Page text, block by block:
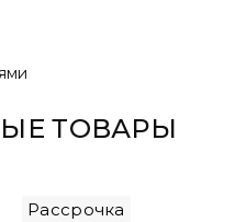
ТОВАРЫ
Рассрочка